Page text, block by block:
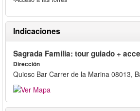
Indicaciones
Sagrada Familia: tour guiado +
Dirección
Quiosc Bar Carrer de la Marina 08013,